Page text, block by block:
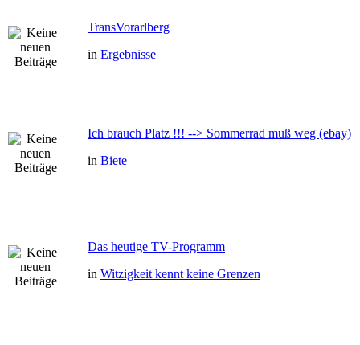
TransVorarlberg
in Ergebnisse
Ich brauch Platz !!! --> Sommerrad muß weg (ebay)
in Biete
Das heutige TV-Programm
in Witzigkeit kennt keine Grenzen